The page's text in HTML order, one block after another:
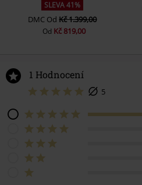
SLEVA 41%
DMC OdKč 1.399,00
Od Kč 819,00
1 Hodnocení
5